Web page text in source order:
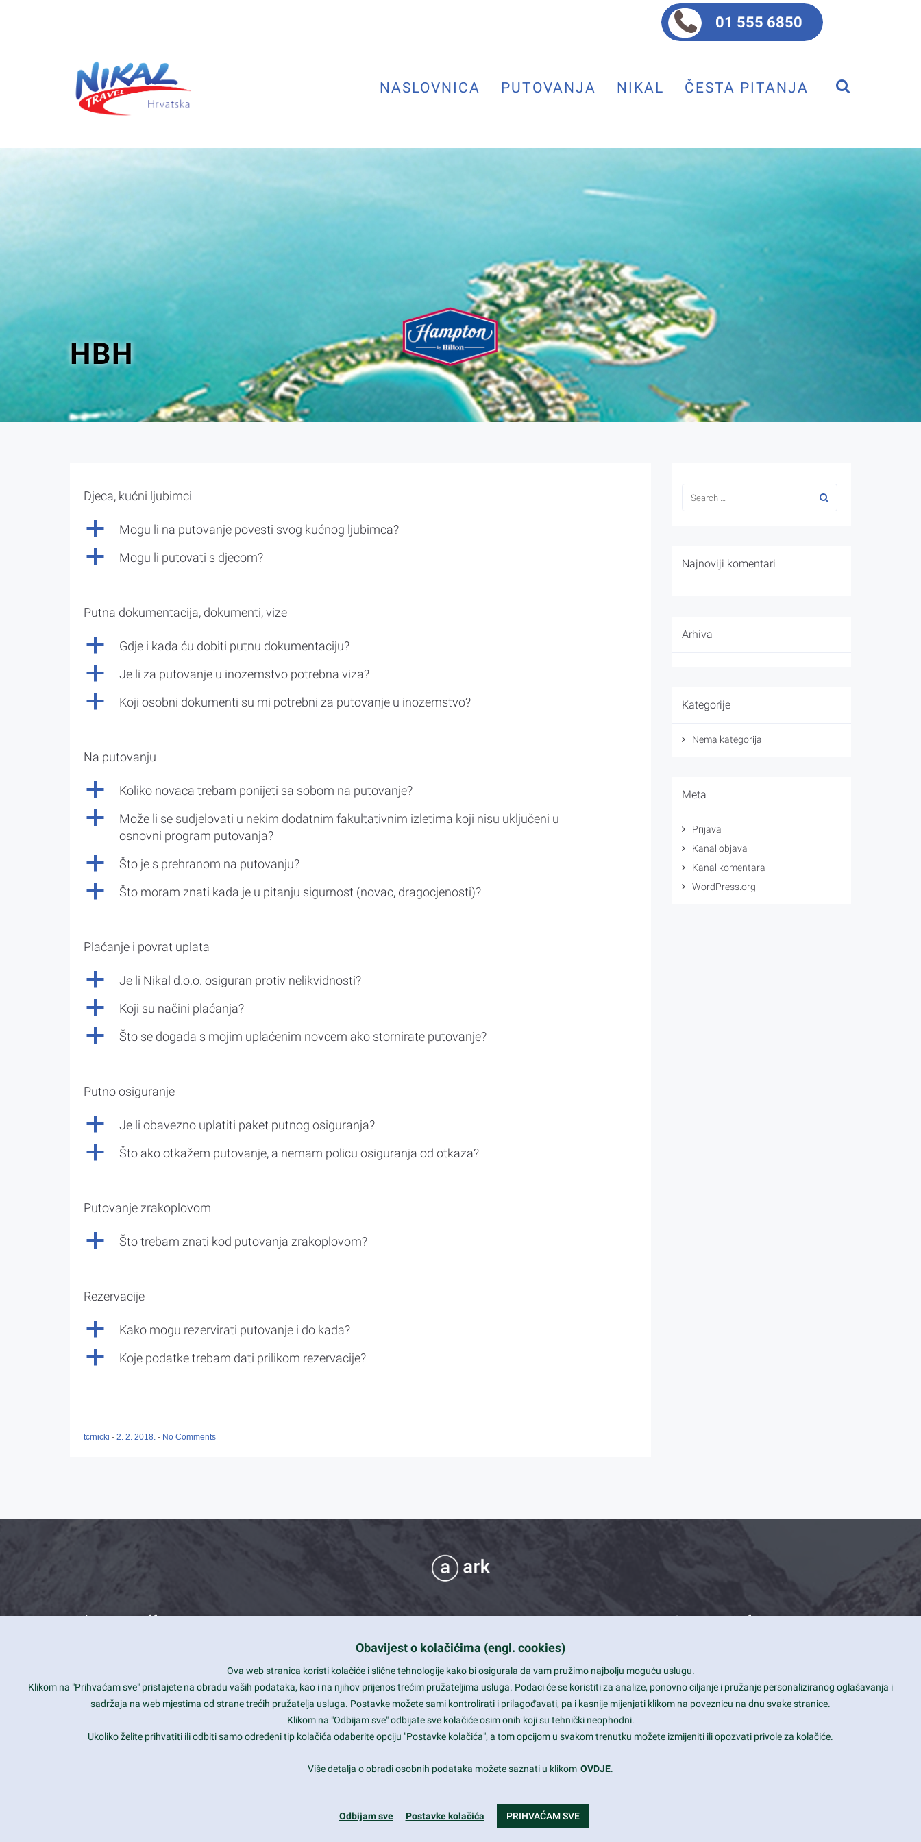
01 555 6850
NASLOVNICA PUTOVANJA NIKAL ČESTA PITANJA
HBH
Djeca, kućni ljubimci
a Mogu li na putovanje povesti svog kućnog ljubimca?
a Mogu li putovati s djecom?
Putna dokumentacija, dokumenti, vize
a Gdje i kada ću dobiti putnu dokumentaciju?
a Je li za putovanje u inozemstvo potrebna viza?
a Koji osobni dokumenti su mi potrebni za putovanje u inozemstvo?
Na putovanju
a Koliko novaca trebam ponijeti sa sobom na putovanje?
a
Može li se sudjelovati u nekim dodatnim fakultativnim izletima koji nisu uključeni u
osnovni program putovanja?
a Što je s prehranom na putovanju?
a Što moram znati kada je u pitanju sigurnost (novac, dragocjenosti)?
Plaćanje i povrat uplata
a Je li Nikal d.o.o. osiguran protiv nelikvidnosti?
a Koji su načini plaćanja?
a Što se događa s mojim uplaćenim novcem ako stornirate putovanje?
Putno osiguranje
a Je li obavezno uplatiti paket putnog osiguranja?
a Što ako otkažem putovanje, a nemam policu osiguranja od otkaza?
Putovanje zrakoplovom
a Što trebam znati kod putovanja zrakoplovom?
Rezervacije
a Kako mogu rezervirati putovanje i do kada?
a Koje podatke trebam dati prilikom rezervacije?
tcrnicki - 2. 2. 2018. - No Comments
Najnoviji komentari
Arhiva
Kategorije
Nema kategorija
Meta
Prijava
Kanal objava
Kanal komentara
WordPress.org
What we offer
Is your website user friendly?
Ark offers weekly stunning designs.
Why our customers love Ark?
Smart and beautiful design
Unlimited Eelements
Mobile ready
Contact Info
View, CA 94043
+1 650-253-0000
Daily: 9:00 am - 6:00 pm
Obavijest o kolačićima (engl. cookies)
Ova web stranica koristi kolačiće i slične tehnologije kako bi osigurala da vam pružimo najbolju moguću uslugu.
Klikom na "Prihvaćam sve" pristajete na obradu vaših podataka, kao i na njihov prijenos trećim pružateljima usluga. Podaci će se koristiti za analize, ponovno ciljanje i pružanje personaliziranog oglašavanja i
sadržaja na web mjestima od strane trećih pružatelja usluga. Postavke možete sami kontrolirati i prilagođavati, pa i kasnije mijenjati klikom na poveznicu na dnu svake stranice.
Klikom na "Odbijam sve" odbijate sve kolačiće osim onih koji su tehnički neophodni.
Ukoliko želite prihvatiti ili odbiti samo određeni tip kolačića odaberite opciju "Postavke kolačića", a tom opcijom u svakom trenutku možete izmijeniti ili opozvati privole za kolačiće.
Više detalja o obradi osobnih podataka možete saznati u klikom OVDJE.
Odbijam sve Postavke kolačića PRIHVAĆAM SVE